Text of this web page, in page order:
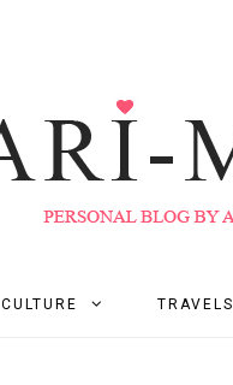
CULTURE TRAVELS